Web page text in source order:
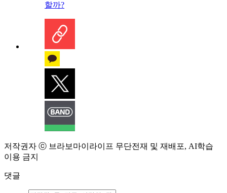
할까?
저작권자 ⓒ 브라보마이라이프 무단전재 및 재배포, AI학습
이용 금지
댓글